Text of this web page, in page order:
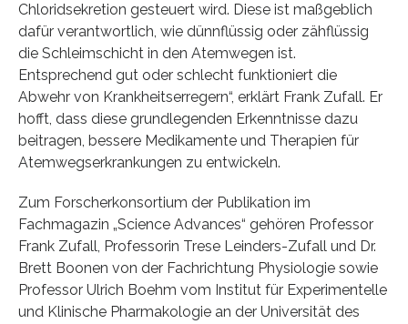
Chloridsekretion gesteuert wird. Diese ist maßgeblich
dafür verantwortlich, wie dünnflüssig oder zähflüssig
die Schleimschicht in den Atemwegen ist.
Entsprechend gut oder schlecht funktioniert die
Abwehr von Krankheitserregern“, erklärt Frank Zufall. Er
hofft, dass diese grundlegenden Erkenntnisse dazu
beitragen, bessere Medikamente und Therapien für
Atemwegserkrankungen zu entwickeln.
Zum Forscherkonsortium der Publikation im
Fachmagazin „Science Advances“ gehören Professor
Frank Zufall, Professorin Trese Leinders-Zufall und Dr.
Brett Boonen von der Fachrichtung Physiologie sowie
Professor Ulrich Boehm vom Institut für Experimentelle
und Klinische Pharmakologie an der Universität des